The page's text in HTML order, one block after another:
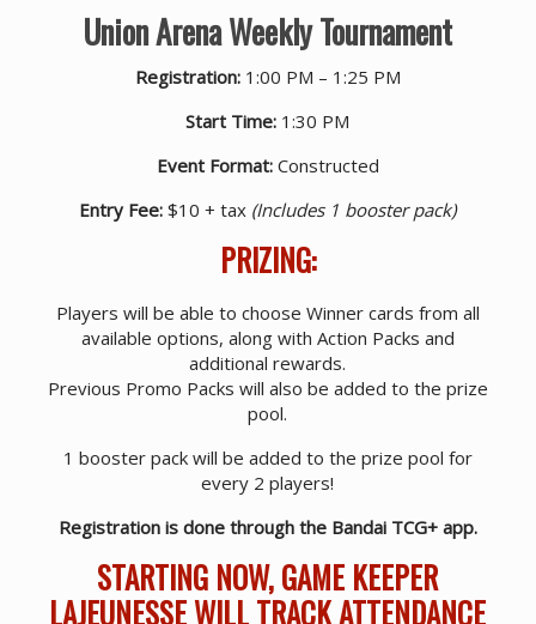
Union Arena Weekly Tournament
Registration:1:00 PM – 1:25 PM
Start Time: 1:30 PM
Event Format:Constructed
Entry Fee: $10 + tax (Includes 1 booster pack)
PRIZING:
Players will be able to choose Winner cards from all
available options, along with Action Packs and
additional rewards.
Previous Promo Packs will also be added to the prize
pool.
1 booster pack will be added to the prize pool for
every 2 players!
Registration is done through the Bandai TCG+ app.
STARTING NOW, GAME KEEPER
LAJEUNESSE WILL TRACK ATTENDANCE